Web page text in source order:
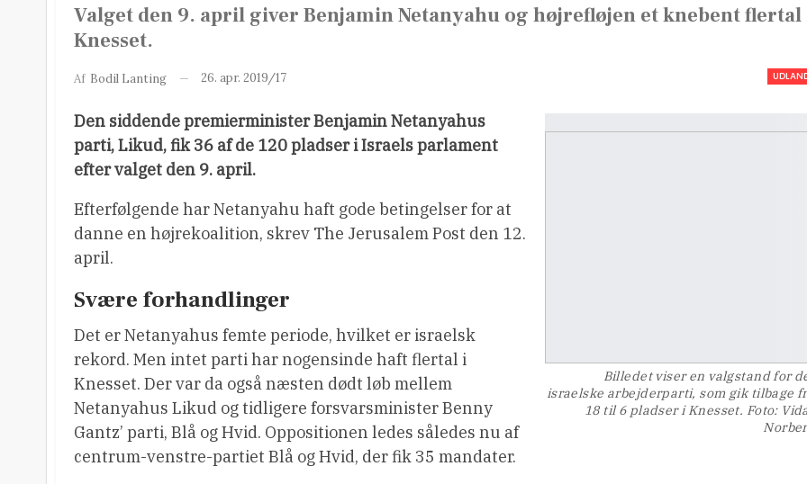
Valget den 9. april giver Benjamin Netanyahu og højrefløjen et knebent flertal
Knesset.
Af Bodil Lanting 26. apr. 2019/17
Billedet viser en valgstand for
israelske arbejderparti, som gik tilbage
18 til 6 pladser i Knesset. Foto:
Den siddende premierminister Benjamin Netanyahus
parti, Likud, fik 36 af de 120 pladser i Israels parlament
efter valget den 9. april.
Efterfølgende har Netanyahu haft gode betingelser for at
danne en højrekoalition, skrev The Jerusalem Post den 12.
april.
Svære forhandlinger
Det er Netanyahus femte periode, hvilket er israelsk
rekord. Men intet parti har nogensinde haft flertal i
Knesset. Der var da også næsten dødt løb mellem
Netanyahus Likud og tidligere forsvarsminister Benny
Gantz’ parti, Blå og Hvid. Oppositionen ledes således nu af
centrum-venstre-partiet Blå og Hvid, der fik 35 mandater.